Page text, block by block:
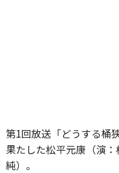
第1回放送「どうする桶
果たした松平元康（演
純）。